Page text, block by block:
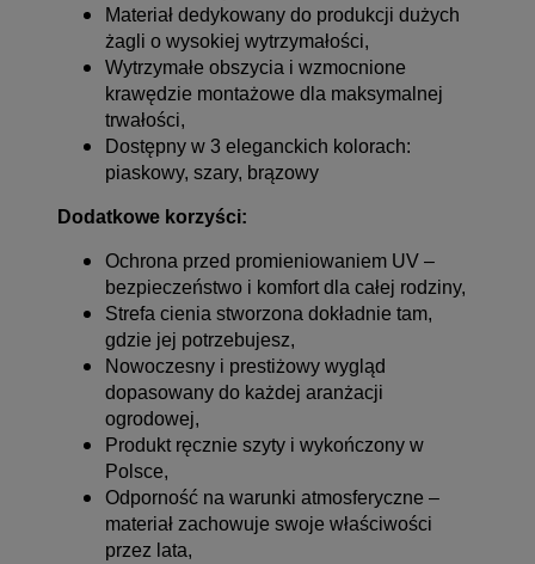
Materiał dedykowany do produkcji dużych
żagli o wysokiej wytrzymałości,
Wytrzymałe obszycia i wzmocnione
krawędzie montażowe dla maksymalnej
trwałości,
Dostępny w 3 eleganckich kolorach:
piaskowy, szary, brązowy
Dodatkowe korzyści:
Ochrona przed promieniowaniem UV –
bezpieczeństwo i komfort dla całej rodziny,
Strefa cienia stworzona dokładnie tam,
gdzie jej potrzebujesz,
Nowoczesny i prestiżowy wygląd
dopasowany do każdej aranżacji
ogrodowej,
Produkt ręcznie szyty i wykończony w
Polsce,
Odporność na warunki atmosferyczne –
materiał zachowuje swoje właściwości
przez lata,